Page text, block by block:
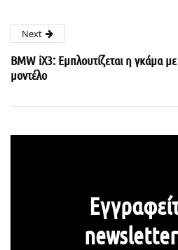
Next
BMW iX3: Εμπλουτίζεται η γκάμα
μοντέλο